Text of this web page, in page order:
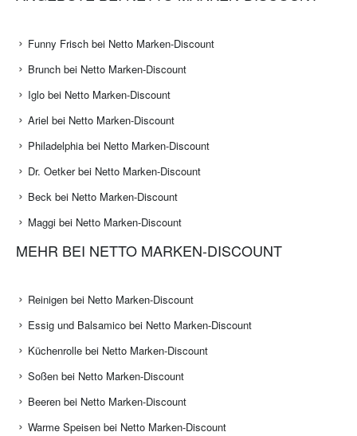
Funny Frisch bei Netto Marken-Discount
Brunch bei Netto Marken-Discount
Iglo bei Netto Marken-Discount
Ariel bei Netto Marken-Discount
Philadelphia bei Netto Marken-Discount
Dr. Oetker bei Netto Marken-Discount
Beck bei Netto Marken-Discount
Maggi bei Netto Marken-Discount
MEHR BEI NETTO MARKEN-DISCOUNT
Reinigen bei Netto Marken-Discount
Essig und Balsamico bei Netto Marken-Discount
Küchenrolle bei Netto Marken-Discount
Soßen bei Netto Marken-Discount
Beeren bei Netto Marken-Discount
Warme Speisen bei Netto Marken-Discount